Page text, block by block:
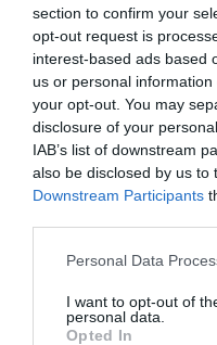
section to confirm your
opt-out request is
interest-based ads based
us or personal
your opt-out. You may
disclosure of your
IAB’s list of downstream
also be disclosed by us to
Downstream Participants
Personal Data
I want to opt-out of
personal data.
Opted In